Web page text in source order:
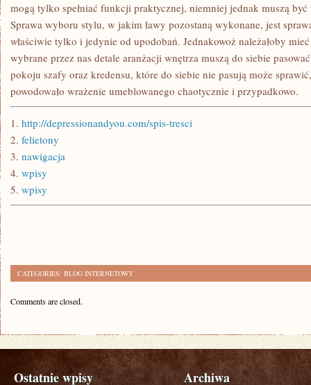
mogą tylko spełniać funkcji praktycznej, niemniej jednak muszą
Sprawa wyboru stylu, w jakim ławy pozostaną wykonane, jest
właściwie tylko i jedynie od upodobań. Jednakowoż należałoby
wybrane przez nas detale aranżacji wnętrza muszą do siebie
pokoju szafy oraz kredensu, które do siebie nie pasują może
powodowało wrażenie umeblowanego chaotycznie i przypadkowo.
1. http://depressionandyou.com/spis-tresci
2. felietony
3. nawigacja
4. wpisy
5. wpisy
CATEGORIES: BLOG INTERNETOWY
Comments are closed.
Ostatnie wpisy Archiwa